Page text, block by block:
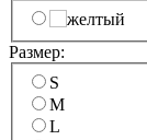
Размер:
S
M
L